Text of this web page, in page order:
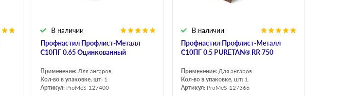
Профнастил Профлист-Металл
C10ПГ 0.65 Оцинкованный
В наличии
Применение: Для ангаров
Кол-во в упаковке, шт: 1
Артикул: ProMeS-127400
Профнастил Профлист-Металл
C10ПГ 0.5 PURETAN® RR 750
В наличии
Применение: Для ангаров
Кол-во в упаковке, шт: 1
Артикул: ProMeS-127366